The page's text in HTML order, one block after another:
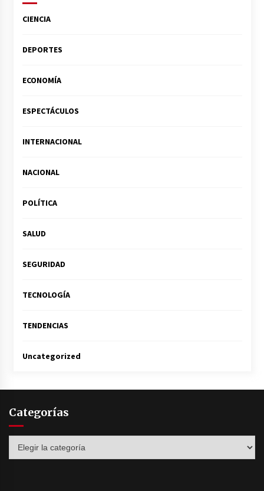
CIENCIA
DEPORTES
ECONOMÍA
ESPECTÁCULOS
INTERNACIONAL
NACIONAL
POLÍTICA
SALUD
SEGURIDAD
TECNOLOGÍA
TENDENCIAS
Uncategorized
Categorías